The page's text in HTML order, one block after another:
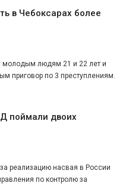
в Чебоксарах более
молодым людям 21 и 22 лет и
приговор по 3 преступлениям.
поймали двоих
за реализацию насвая в России
по контролю за